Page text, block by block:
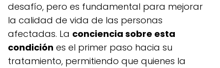
desafío, pero es fundamental para mejorar
la calidad de vida de las personas
afectadas. La conciencia sobre esta
condición es el primer paso hacia su
tratamiento, permitiendo que quienes la